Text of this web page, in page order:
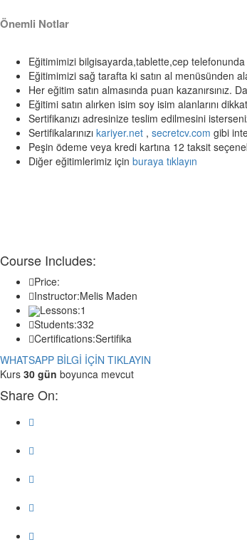
Önemli Notlar
Eğitimimizi bilgisayarda,tablette,cep
Eğitimimizi sağ tarafta ki satın al menüsünden
Her eğitim satın almasında puan
Eğitimi satın alırken isim soy isim alanlarını
Sertifikanızı adresinize teslim edilmesini
Sertifikalarınızı kariyer.net , secretcv.com gibi
Peşin ödeme veya kredi kartına 12 taksit
Diğer eğitimlerimiz için buraya tıklayın
Course Includes:
Price:
Instructor:Melis Maden
Lessons:1
Students:332
Certifications:Sertifika
WHATSAPP BİLGİ İÇİN TIKLAYIN
Kurs 30 gün boyunca mevcut
Share On: